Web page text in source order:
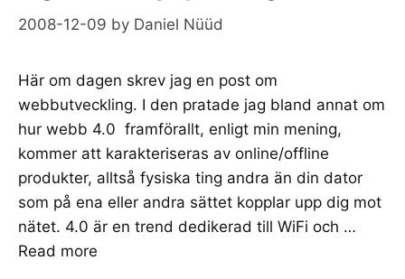
2008-12-09 by Daniel Nüüd
Här om dagen skrev jag en post om
webbutveckling. I den pratade jag bland annat om
hur webb 4.0 framförallt, enligt min mening,
kommer att karakteriseras av online/offline
produkter, alltså fysiska ting andra än din dator
som på ena eller andra sättet kopplar upp dig mot
nätet. 4.0 är en trend dedikerad till WiFi och …
Read more